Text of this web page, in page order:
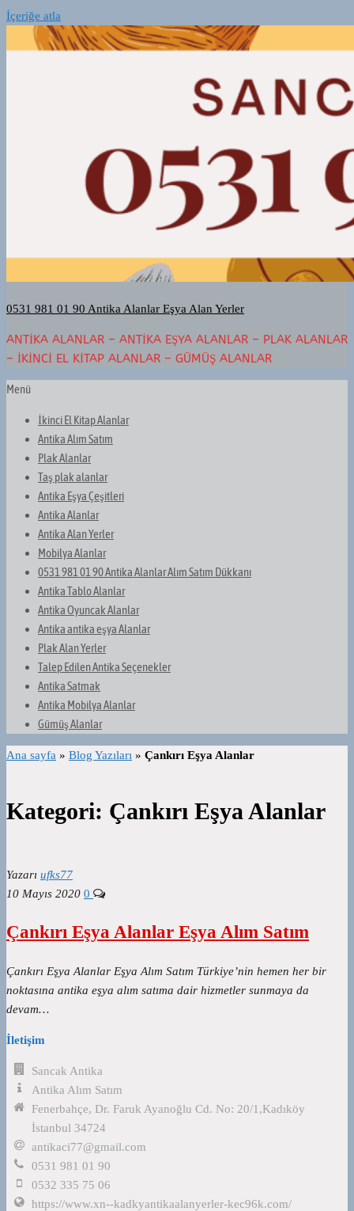
İçeriğe atla
0531 981 01 90 Antika Alanlar Eşya Alan Yerler
ANTIKA ALANLAR – ANTIKA EŞYA ALANLAR – PLAK ALANLAR
– İKINCI EL KITAP ALANLAR – GÜMÜŞ ALANLAR
Menü
İkinci El Kitap Alanlar
Antika Alım Satım
Plak Alanlar
Taş plak alanlar
Antika Eşya Çeşitleri
Antika Alanlar
Antika Alan Yerler
Mobilya Alanlar
0531 981 01 90 Antika Alanlar Alım Satım Dükkanı
Antika Tablo Alanlar
Antika Oyuncak Alanlar
Antika antika eşya Alanlar
Plak Alan Yerler
Talep Edilen Antika Seçenekler
Antika Satmak
Antika Mobilya Alanlar
Gümüş Alanlar
Ana sayfa » Blog Yazıları » Çankırı Eşya Alanlar
Kategori: Çankırı Eşya Alanlar
Yazarı ufks77
10 Mayıs 2020 0
Çankırı Eşya Alanlar Eşya Alım Satım
Çankırı Eşya Alanlar Eşya Alım Satım Türkiye’nin hemen her bir
noktasına antika eşya alım satıma dair hizmetler sunmaya da
devam…
İletişim
Sancak Antika
Antika Alım Satım
Fenerbahçe, Dr. Faruk Ayanoğlu Cd. No: 20/1,Kadıköy
İstanbul 34724
antikaci77@gmail.com
0531 981 01 90
0532 335 75 06
https://www.xn--kadkyantikaalanyerler-kec96k.com/